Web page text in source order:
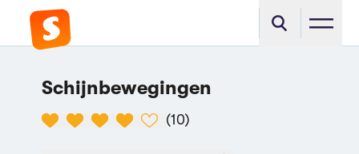
Schijnbewegingen
(10)